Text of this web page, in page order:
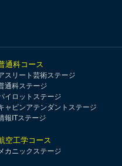
通科コース
スリート芸術ステージ
通科ステージ
イロットステージ
ャビンアテンダントステージ
報ITステージ
空工学コース
カニックステージ